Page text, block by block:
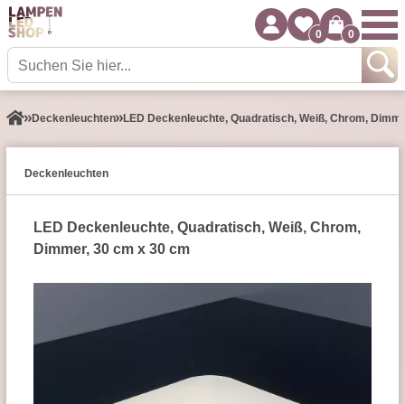
0 0
Decken­leuchten LED Deckenleuchte, Quadratisch, Weiß, Chrom,
Decken­leuchten
LED Deckenleuchte, Quadratisch, Weiß, Chrom,
Dimmer, 30 cm x 30 cm